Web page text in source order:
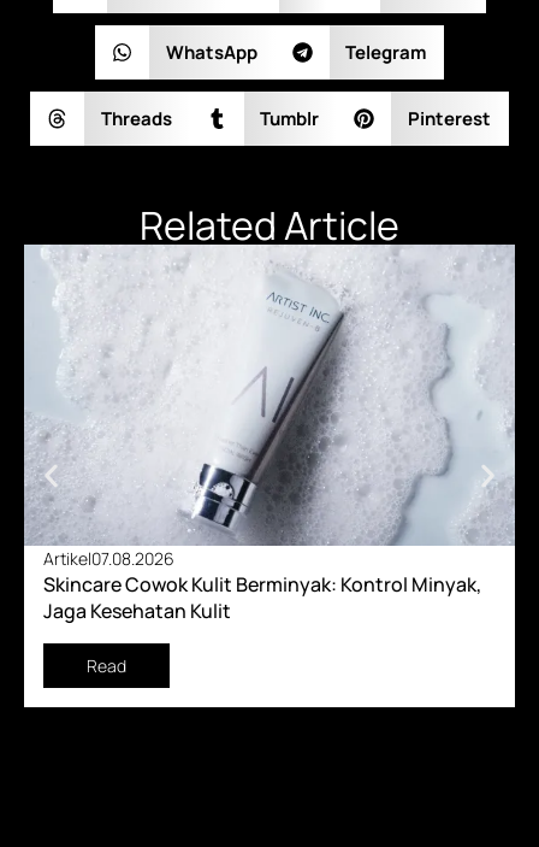
WhatsApp Telegram
Threads Tumblr Pinterest
Related Article
Artikel07.08.2026
Skincare Cowok Kulit Berminyak: Kontrol Minyak,
Jaga Kesehatan Kulit
Read